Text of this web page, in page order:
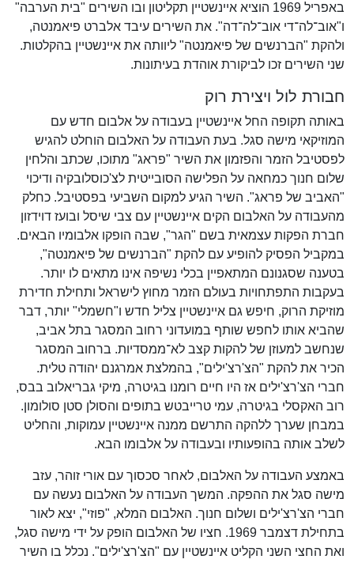
באפריל 1969 הוציא איינשטיין תקליטון ובו השירים "בית הערבה"
ו"אוב־לה־די אוב־לה־דה". את השירים עיבד אלברט פיאמנטה,
ולהקת "הברנשים של פיאמנטה" ליוותה את איינשטיין בהקלטות.
שני השירים זכו לביקורת אוהדת בעיתונות.
חבורת לול ויצירת רוק
באותה תקופה החל איינשטיין בעבודה על אלבום חדש עם
המוזיקאי מישה סגל. בעת העבודה על האלבום הוחלט להגיש
לפסטיבל הזמר והפזמון את השיר "פראג" מתוכו, שכתב והלחין
שלום חנוך כמחאה על הפלישה הסובייטית לצ'כוסלובקיה ודיכוי
"האביב של פראג". השיר הגיע למקום השביעי בפסטיבל. כחלק
מהעבודה על האלבום הקים איינשטיין עם צבי שיסל ובועז דוידזון
חברת הפקות עצמאית בשם "הגר", שבה הופקו אלבומיו הבאים.
במקביל הפסיק להופיע עם להקת "הברנשים של פיאמנטה",
בטענה שסגנונם המתאפיין בכלי נשיפה אינו מתאים לו יותר.
בעקבות התפתחויות בעולם הזמר מחוץ לישראל ותחילת חדירת
מוזיקת הרוק, חיפש גם איינשטיין צליל חדש ו"חשמלי" יותר, דבר
שהביא אותו לחפש שותף במועדוני רחוב המסגר בתל אביב,
שנחשב למעוזן של להקות קצב לא־ממסדיות. ברחוב המסגר
הכיר את להקת "הצ'רצ'ילים", בהמלצת אמרגנם יהודה טלית.
חברי הצ'רצ'ילים אז היו חיים רומנו בגיטרה, מיקי גבריאלוב בבס,
רוב האקסלי בגיטרה, עמי טרייבטש בתופים והסולן סטן סולומון.
במבחן שערך ללהקה התרשם ממנה איינשטיין עמוקות, והחליט
לשלב אותה בהופעותיו ובעבודה על אלבומו הבא.
באמצע העבודה על האלבום, לאחר סכסוך עם אורי זוהר, עזב
מישה סגל את ההפקה. המשך העבודה על האלבום נעשה עם
חברי הצ'רצ'ילים ושלום חנוך. האלבום המלא, "פוזי", יצא לאור
בתחילת דצמבר 1969. חציו של האלבום הופק על ידי מישה סגל,
ואת החצי השני הקליט איינשטיין עם "הצ'רצ'ילים". נכלל בו השיר